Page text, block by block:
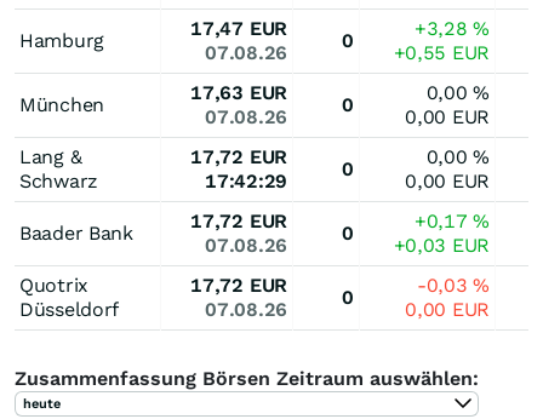
Hamburg
17,47 EUR
07.08.26
0
+3,28%
+0,55 EUR
München
17,63 EUR
07.08.26
0
0,00%
0,00 EUR
Lang &
Schwarz
17,72 EUR
17:42:29
0
0,00%
0,00 EUR
Baader Bank
17,72 EUR
07.08.26
0
+0,17%
+0,03 EUR
Quotrix
Düsseldorf
17,72 EUR
07.08.26
0
-0,03%
0,00 EUR
Zusammenfassung Börsen Zeitraum auswählen:
heute